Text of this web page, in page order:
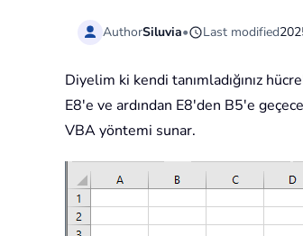
AuthorSiluvia• Last modified
Diyelim ki kendi tanımladığınız
E8'e ve ardından E8'den B5'e
VBA yöntemi sunar.